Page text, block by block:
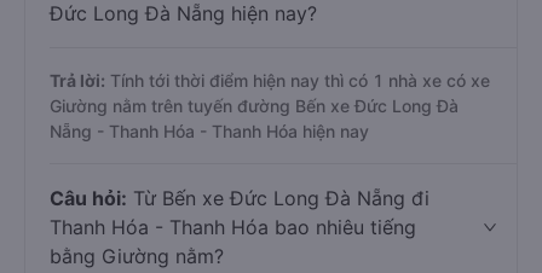
Đức Long Đà Nẵng hiện nay?
Trả lời: Tính tới thời điểm hiện nay thì có 1 nhà xe có xe
Giường nằm trên tuyến đường Bến xe Đức Long Đà
Nẵng - Thanh Hóa - Thanh Hóa hiện nay
Câu hỏi: Từ Bến xe Đức Long Đà Nẵng đi
Thanh Hóa - Thanh Hóa bao nhiêu tiếng
bằng Giường nằm?